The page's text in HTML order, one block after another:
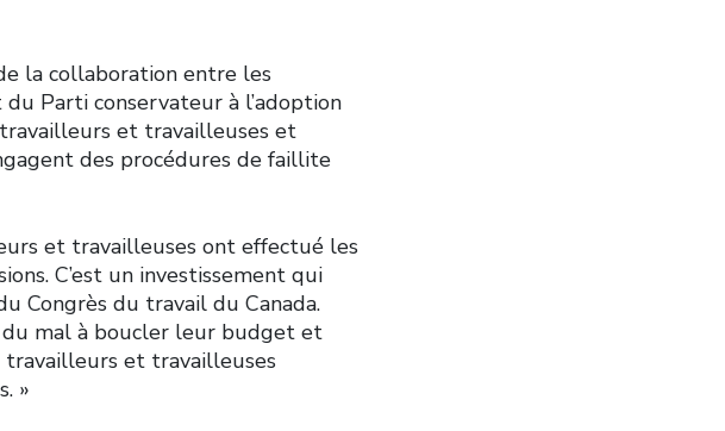
la collaboration entre les
Parti conservateur à l’adoption
et travailleuses et
des procédures de faillite
et travailleuses ont effectué les
C’est un investissement qui
Congrès du travail du Canada.
mal à boucler leur budget et
travailleurs et travailleuses
»